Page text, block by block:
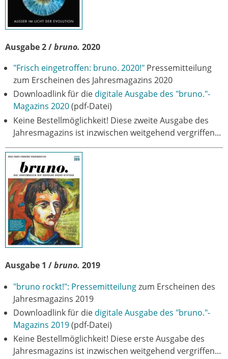
Ausgabe 2 /bruno. 2020
"Frisch eingetroffen: bruno. 2020!" Pressemitteilung
zum Erscheinen des Jahresmagazins 2020
Downloadlink für die digitale Ausgabe des "bruno."-
Magazins 2020(pdf-Datei)
Keine Bestellmöglichkeit! Diese zweite Ausgabe des
Jahresmagazins ist inzwischen weitgehend vergriffen...
Ausgabe 1 /bruno. 2019
"bruno rockt!": Pressemitteilungzum Erscheinen des
Jahresmagazins 2019
Downloadlink für die digitale Ausgabe des "bruno."-
Magazins 2019(pdf-Datei)
Keine Bestellmöglichkeit! Diese erste Ausgabe des
Jahresmagazins ist inzwischen weitgehend vergriffen...